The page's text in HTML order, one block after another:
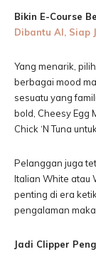
Bikin E-Course
Dibantu AI, Siap
Yang menarik,
berbagai mood
sesuatu yang
bold, Cheesy Egg
Chick ‘N Tuna
Pelanggan juga
Italian White atau
penting di era
pengalaman
Jadi Clipper